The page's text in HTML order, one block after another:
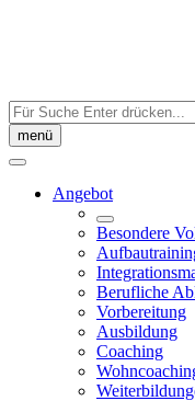
Auf
der
Seite
suchen:
menü
Angebot
Besondere
Berufliche
Vorbereitung
Ausbildung
Coaching